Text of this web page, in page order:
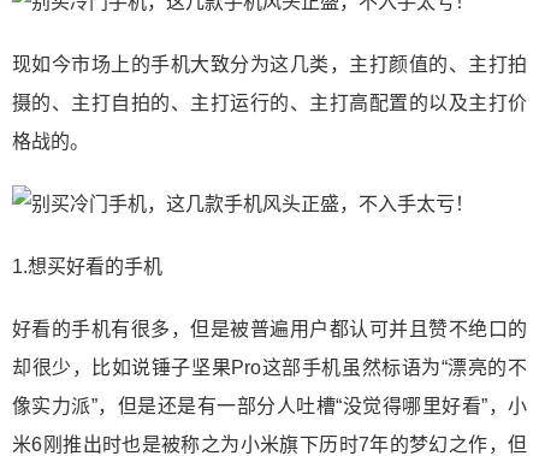
现如今市场上的手机大致分为这几类，主打颜值的、主打拍
摄的、主打自拍的、主打运行的、主打高配置的以及主打价
格战的。
1.想买好看的手机
好看的手机有很多，但是被普遍用户都认可并且赞不绝口的
却很少，比如说锤子坚果Pro这部手机虽然标语为“漂亮的不
像实力派”，但是还是有一部分人吐槽“没觉得哪里好看”，小
米6刚推出时也是被称之为小米旗下历时7年的梦幻之作，但